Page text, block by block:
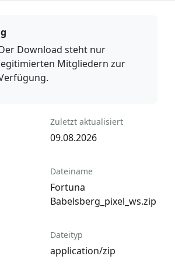
Download steht nur
Mitgliedern zur
Zuletzt aktualisiert
09.08.2026
Dateiname
Fortuna
Babelsberg_pixel_ws.zip
Dateityp
application/zip